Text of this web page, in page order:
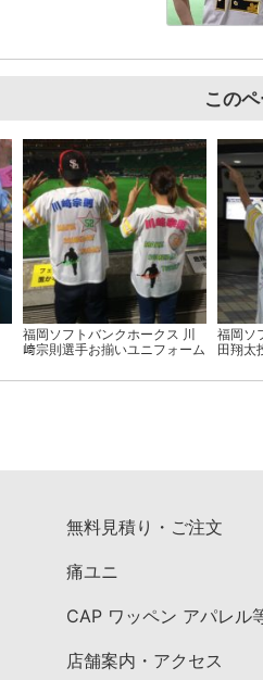
この
福岡ソフトバンクホークス 川
﨑宗則選手お揃いユニフォーム
福岡ソ
田翔太
無料見積り・ご注文
痛ユニ
CAP ワッペン アパレル
店舗案内・アクセス